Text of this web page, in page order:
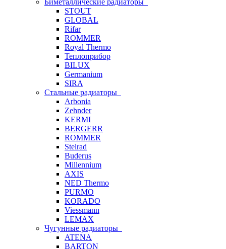
Биметаллические радиаторы
STOUT
GLOBAL
Rifar
ROMMER
Royal Thermo
Теплоприбор
BILUX
Germanium
SIRA
Стальные радиаторы
Arbonia
Zehnder
KERMI
BERGERR
ROMMER
Stelrad
Buderus
Millennium
AXIS
NED Thermo
PURMO
KORADO
Viessmann
LEMAX
Чугунные радиаторы
ATENA
BARTON